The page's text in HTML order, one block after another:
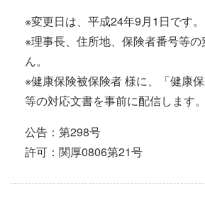
※変更日は、平成24年9月1日です。
※理事長、住所地、保険者番号等
ん。
※健康保険被保険者 様に、「健康保
等の対応文書を事前に配信します。
公告：第298号
許可：関厚0806第21号